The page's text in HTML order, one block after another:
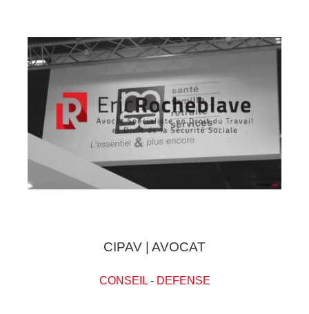
CIPAV | AVOCAT
CONSEIL- DEFENSE